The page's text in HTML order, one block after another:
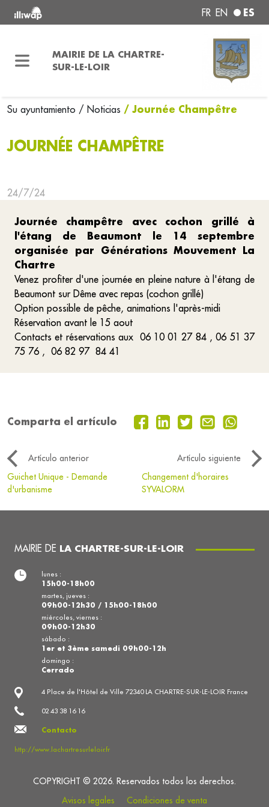
FR EN ES
MAIRIE DE LA CHARTRE-
SUR-LE-LOIR
Su ayuntamiento / Noticias / Journée Champêtre
JOURNÉE CHAMPÊTRE
24/7/24
Journée champêtre avec cochon grillé à
l'étang de Beaumont le 14 septembre
organisée par Générations Mouvement La
Chartre
Venez profiter d'une journée en pleine nature à l'étang de
Beaumont sur Dême avec repas (cochon grillé)
Option possible de pêche, animations l'après-midi
Réservation avant le 15 aout
Contacts et réservations aux 06 10 01 27 84 , 06 51 37
75 76 , 06 82 97 84 41
Comparta el artículo
Artículo anterior
Artículo siguiente
Guichet Unique - Demande
d'urbanisme
Changement d'horaires
SYVALORM
MAIRIE DE LA CHARTRE-SUR-LE-LOIR
4 Place de l'Hôtel de Ville 72340 LA CHARTRE-SUR-LE-LOIR France
02 43 38 16 16
Contacto
http://www.lachartresurleloir.fr
lunes :
15h00-18h00
martes, jueves :
09h00-12h30 / 15h00-18h00
miércoles, viernes :
09h00-12h30
sábado :
1er et 3ème samedi 09h00-12h
domingo :
Cerrado
COPYRIGHT © 2026. Reservados todos los derechos.
Avisos legales
Condiciones de venta